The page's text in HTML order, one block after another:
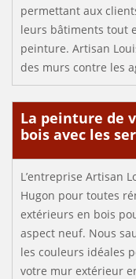
permettant aux
leurs bâtiments tout
peinture. Artisan
des murs contre les
La peinture de
bois avec les
L’entreprise Artisan
Hugon pour toutes
extérieurs en bois
aspect neuf. Nous
les couleurs idéales
votre mur extérieur